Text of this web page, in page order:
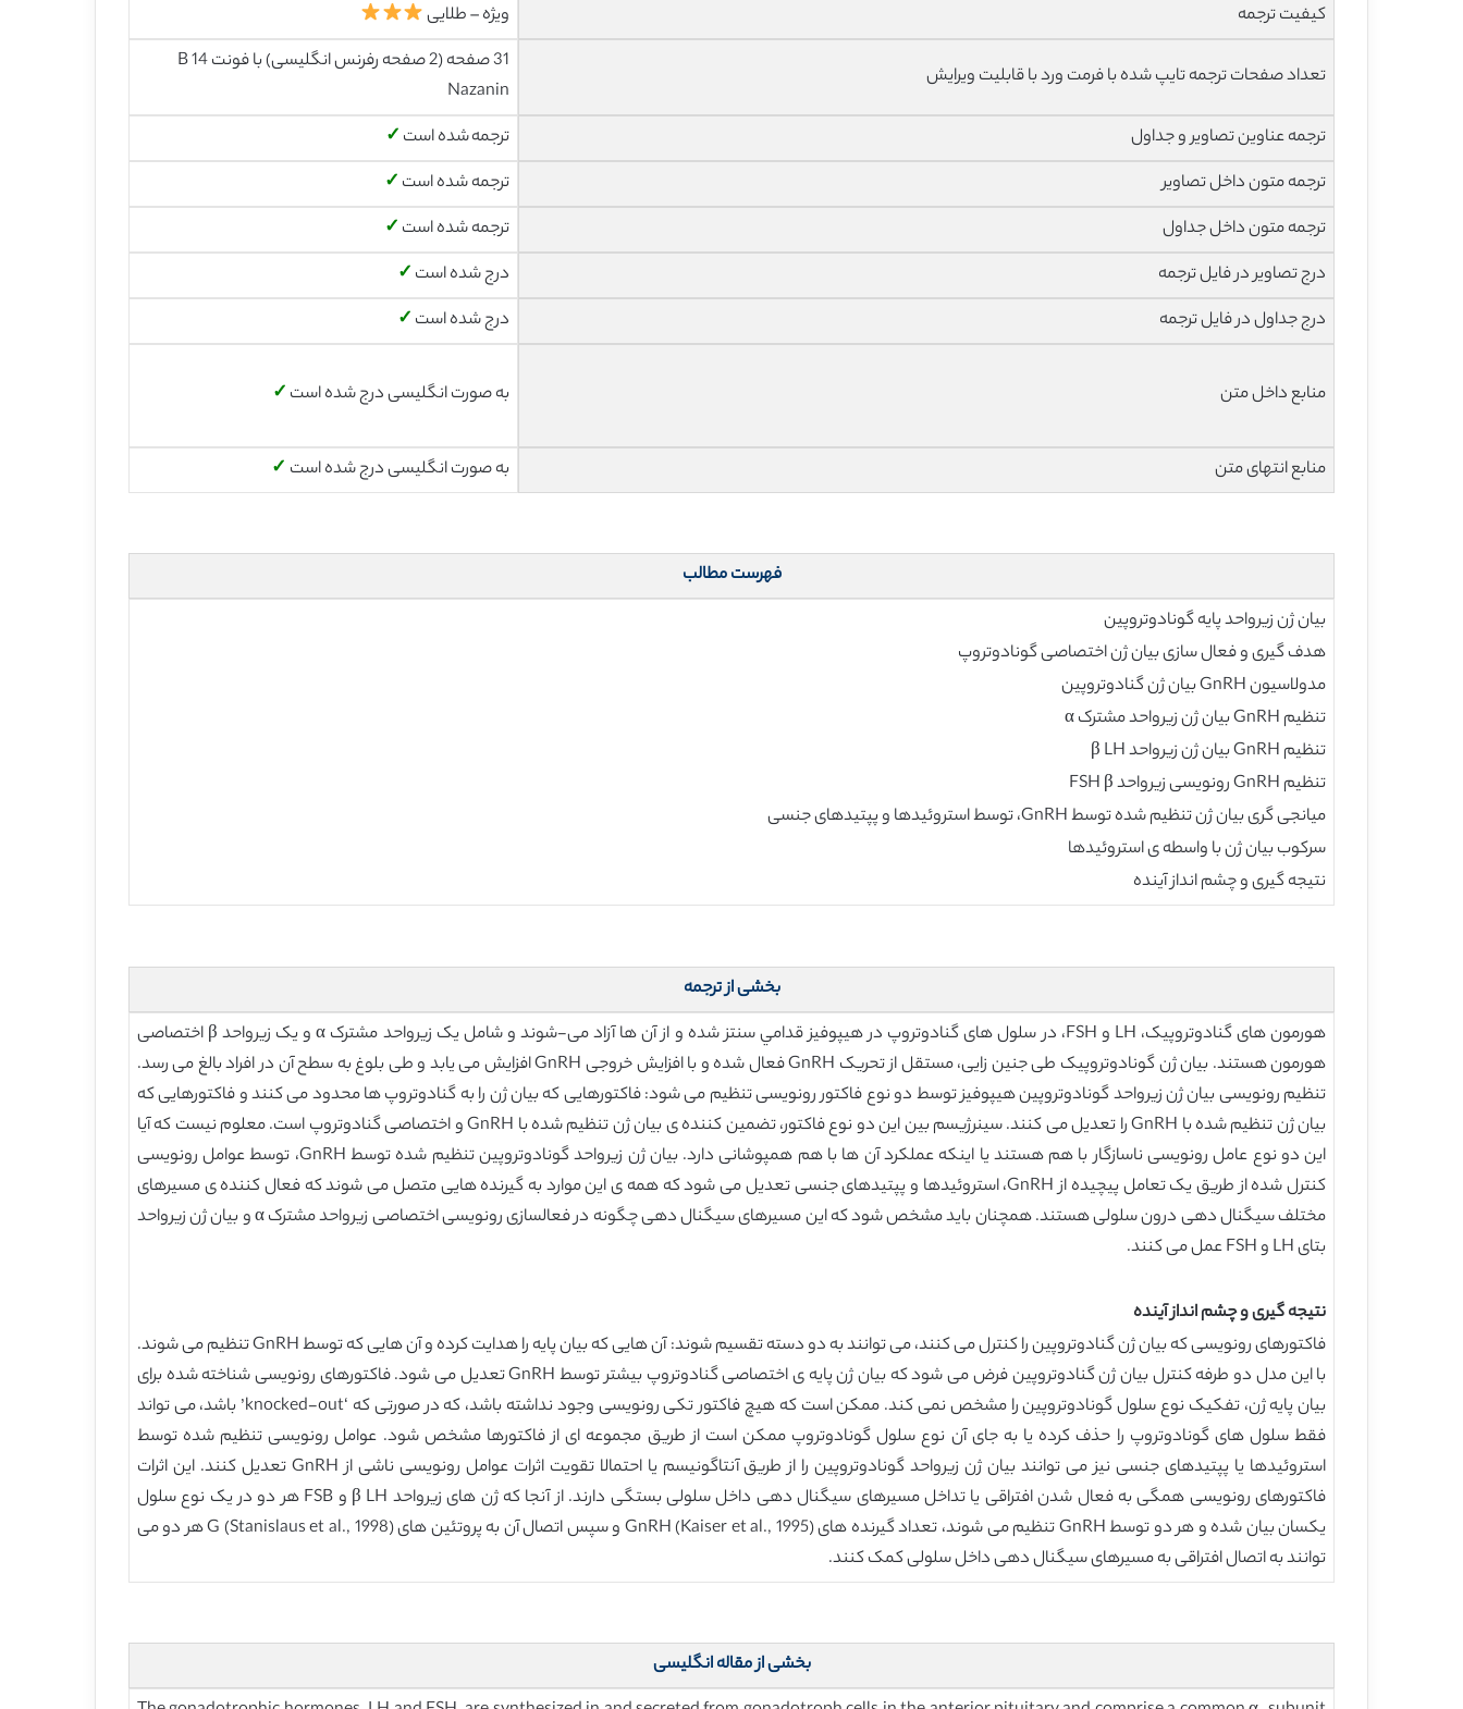
کیفیت ترجمه
ویژه – طلایی
تعداد صفحات ترجمه تایپ شده با فرمت ورد با قابلیت ویرایش
31 صفحه (2 صفحه رفرنس انگلیسی) با فونت 14 B
Nazanin
ترجمه عناوین تصاویر و جداول
ترجمه شده است ✓
ترجمه متون داخل تصاویر
ترجمه شده است ✓
ترجمه متون داخل جداول
ترجمه شده است ✓
درج تصاویر در فایل ترجمه
درج شده است ✓
درج جداول در فایل ترجمه
درج شده است ✓
منابع داخل متن به صورت انگلیسی درج شده است ✓
منابع انتهای متن به صورت انگلیسی درج شده است ✓
فهرست مطالب
بیان ژن زیرواحد پایه گونادوتروپین
هدف گیری و فعال سازی بیان ژن اختصاصی گونادوتروپ
مدولاسیون GnRH بیان ژن گنادوتروپین
تنظیم GnRH بیان ژن زیرواحد مشترک α
تنظیم GnRH بیان ژن زیرواحد β LH
تنظیم GnRH رونویسی زیرواحد FSH β
میانجی گری بیان ژن تنظیم شده توسط GnRH، توسط استروئیدها و پپتیدهای جنسی
سرکوب بیان ژن با واسطه ی استروئیدها
نتیجه گیری و چشم انداز آینده
بخشی از ترجمه
هورمون های گنادوتروپیک، LH و FSH، در سلول های گنادوتروپ در هیپوفیز قدامي سنتز شده و از آن ها آزاد می-شوند و شامل یک زیرواحد مشترک α و یک زیرواحد β اختصاصی
هورمون هستند. بیان ژن گونادوتروپیک طی جنین زایی، مستقل از تحریک GnRH فعال شده و با افزایش خروجی GnRH افزایش می یابد و طی بلوغ به سطح آن در افراد بالغ می رسد.
تنظیم رونویسی بیان ژن زیرواحد گونادوتروپین هیپوفیز توسط دو نوع فاکتور رونویسی تنظیم می شود: فاکتورهایی که بیان ژن را به گنادوتروپ ها محدود می کنند و فاکتورهایی که
بیان ژن تنظیم شده با GnRH را تعدیل می کنند. سینرژیسم بین این دو نوع فاکتور، تضمین کننده ی بیان ژن تنظیم شده با GnRH و اختصاصی گنادوتروپ است. معلوم نیست که آیا
این دو نوع عامل رونویسی ناسازگار با هم هستند یا اینکه عملکرد آن ها با هم همپوشانی دارد. بیان ژن زیرواحد گونادوتروپین تنظیم شده توسط GnRH، توسط عوامل رونویسی
کنترل شده از طریق یک تعامل پیچیده از GnRH، استروئیدها و پپتیدهای جنسی تعدیل می شود که همه ی این موارد به گیرنده هایی متصل می شوند که فعال کننده ی مسیرهای
مختلف سیگنال دهی درون سلولی هستند. همچنان باید مشخص شود که این مسیرهای سیگنال دهی چگونه در فعالسازی رونویسی اختصاصی زیرواحد مشترک α و بیان ژن زیرواحد
بتای LH و FSH عمل می کنند.
نتیجه گیری و چشم انداز آینده
فاکتورهای رونویسی که بیان ژن گنادوتروپین را کنترل می کنند، می توانند به دو دسته تقسیم شوند: آن هایی که بیان پایه را هدایت کرده و آن هایی که توسط GnRH تنظیم می شوند.
با این مدل دو طرفه کنترل بیان ژن گنادوتروپین فرض می شود که بیان ژن پایه ی اختصاصی گنادوتروپ بیشتر توسط GnRH تعدیل می شود. فاکتورهای رونویسی شناخته شده برای
بیان پایه ژن، تفکیک نوع سلول گونادوتروپین را مشخص نمی کند. ممکن است که هیچ فاکتور تکی رونویسی وجود نداشته باشد، که در صورتی که ‘knocked-out’ باشد، می تواند
فقط سلول های گونادوتروپ را حذف کرده یا به جای آن نوع سلول گونادوتروپ ممکن است از طریق مجموعه ای از فاکتورها مشخص شود. عوامل رونویسی تنظیم شده توسط
استروئیدها یا پپتیدهای جنسی نیز می توانند بیان ژن زیرواحد گونادوتروپین را از طریق آنتاگونیسم یا احتمالا تقویت اثرات عوامل رونویسی ناشی از GnRH تعدیل کنند. این اثرات
فاکتورهای رونویسی همگی به فعال شدن افتراقی یا تداخل مسیرهای سیگنال دهی داخل سلولی بستگی دارند. از آنجا که ژن های زیرواحد β LH و FSB هر دو در یک نوع سلول
یکسان بیان شده و هر دو توسط GnRH تنظیم می شوند، تعداد گیرنده های GnRH (Kaiser et al., 1995) و سپس اتصال آن به پروتئین های G (Stanislaus et al., 1998) هر دو می
توانند به اتصال افتراقی به مسیرهای سیگنال دهی داخل سلولی کمک کنند.
بخشی از مقاله انگلیسی